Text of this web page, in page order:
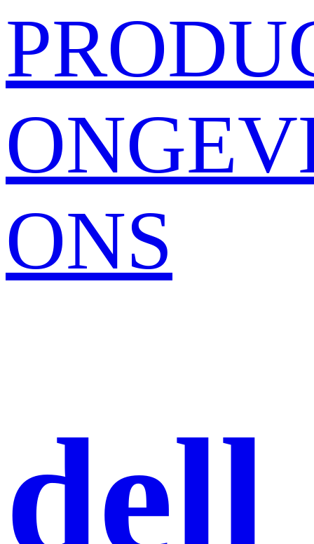
ONS
dell